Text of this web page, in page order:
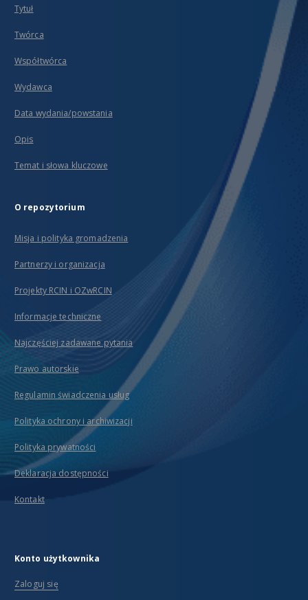
Tytuł
Twórca
Współtwórca
Wydawca
Data wydania/powstania
Opis
Temat i słowa kluczowe
O repozytorium
Misja i polityka gromadzenia
Partnerzy i organizacja
Projekty RCIN i OZwRCIN
Informacje techniczne
Najczęściej zadawane pytania
Prawo autorskie
Regulamin świadczenia usług
Polityka ochrony i archiwizacji
Polityka prywatności
Deklaracja dostępności
Kontakt
Konto użytkownika
Zaloguj się